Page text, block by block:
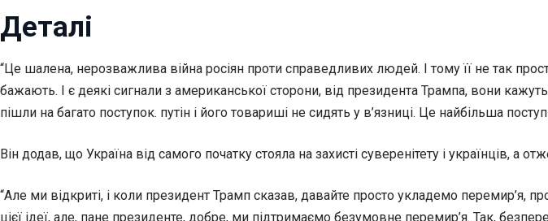
Деталі
“Це шалена, нерозважлива війна росіян проти справедливих людей. І тому її не так
бажають. І є деякі сигнали з американської сторони, від президента Трампа, вони
пішли на багато поступок. путін і його товариші не сидять у в’язниці. Це найбільша
Він додав, що Україна від самого початку стояла на захисті суверенітету і українців, а
“Але ми відкриті, і коли президент Трамп сказав, давайте просто укладемо перемир’я,
цієї ідеї, але, пане президенте, добре, ми підтримаємо безумовне перемир’я. Так,